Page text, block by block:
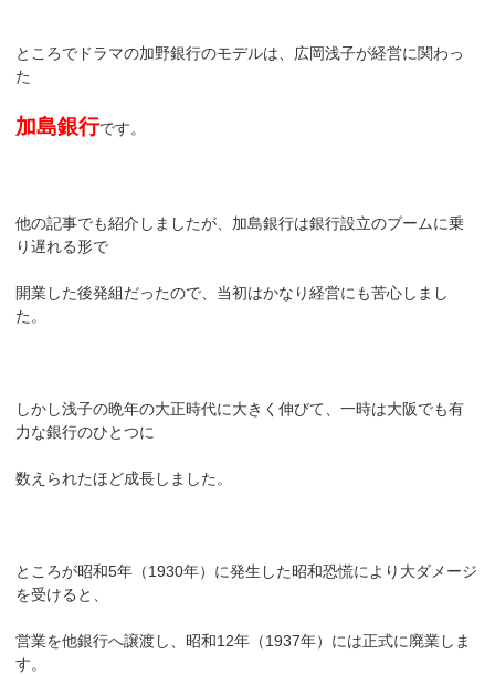
ところでドラマの加野銀行のモデルは、広岡浅子が経営に関わっ
た
加島銀行です。
他の記事でも紹介しましたが、加島銀行は銀行設立のブームに乗
り遅れる形で
開業した後発組だったので、当初はかなり経営にも苦心しまし
た。
しかし浅子の晩年の大正時代に大きく伸びて、一時は大阪でも有
力な銀行のひとつに
数えられたほど成長しました。
ところが昭和5年（1930年）に発生した昭和恐慌により大ダメージ
を受けると、
営業を他銀行へ譲渡し、昭和12年（1937年）には正式に廃業しま
す。